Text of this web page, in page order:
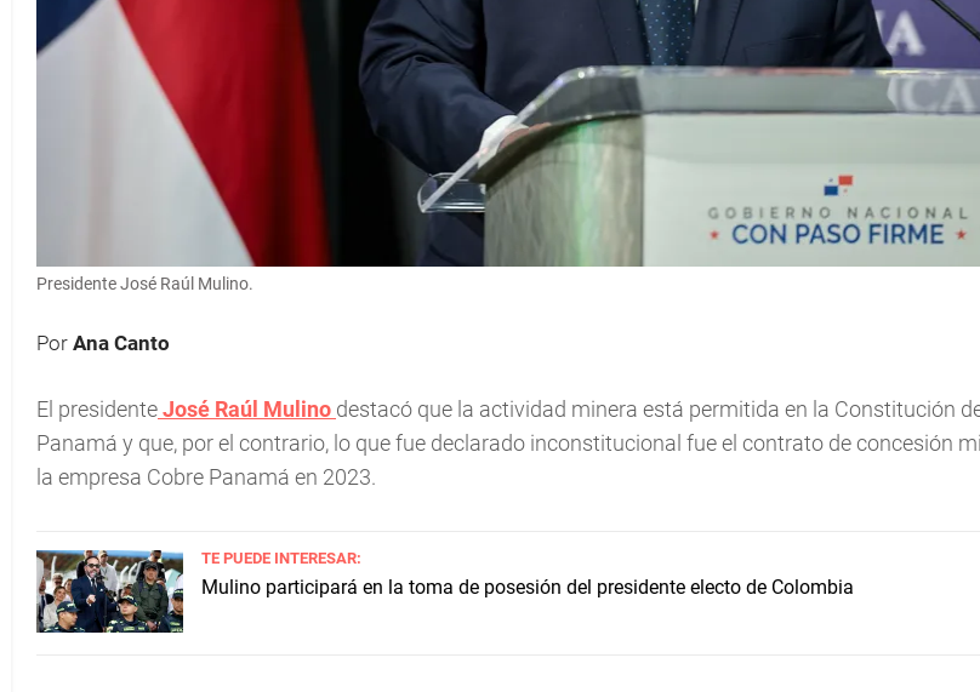
Presidente José Raúl Mulino.
Por Ana Canto
El presidenteJosé Raúl Mulino destacó que la actividad minera está permitida en la Constitución
Panamá y que, por el contrario, lo que fue declarado inconstitucional fue el contrato de concesión
la empresa Cobre Panamá en 2023.
TE PUEDE INTERESAR:
Mulino participará en la toma de posesión del presidente electo de Colombia